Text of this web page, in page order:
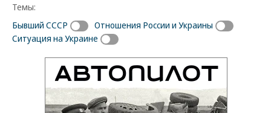
Темы:
Бывший СССР
Отношения России и Украины
Ситуация на Украине